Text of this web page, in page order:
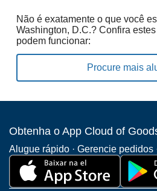
Não é exatamente o que você
Washington, D.C.? Confira
podem funcionar:
Procure mais
Obtenha o App Cloud of
Alugue rápido · Gerencie pedidos